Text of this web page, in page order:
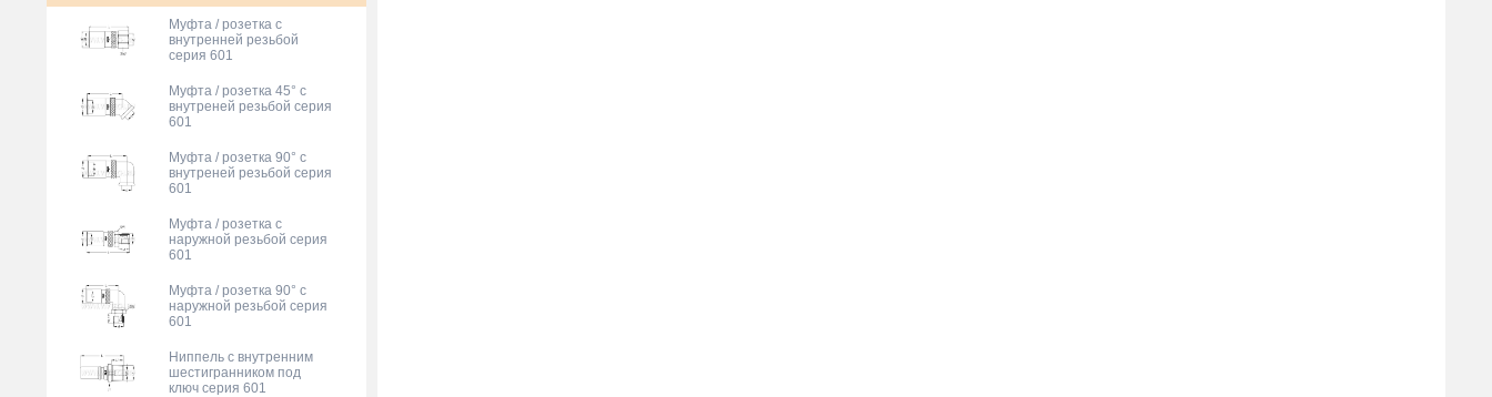
Муфта / розетка с
внутренней резьбой
серия 601
Муфта / розетка 45° с
внутреней резьбой серия
601
Муфта / розетка 90° с
внутреней резьбой серия
601
Муфта / розетка с
наружной резьбой серия
601
Муфта / розетка 90° с
наружной резьбой серия
601
Ниппель с внутренним
шестигранником под
ключ серия 601